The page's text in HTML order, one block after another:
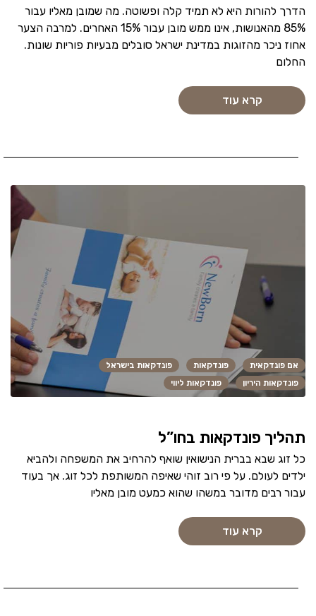
הדרך להורות היא לא תמיד קלה ופשוטה. מה שמובן מאליו עבור
85% מהאנושות, אינו ממש מובן עבור 15% האחרים. למרבה הצער
אחוז ניכר מהזוגות במדינת ישראל סובלים מבעיות פוריות שונות.
החלום
קרא עוד
אם פונדקאית פונדקאות
פונדקאות בישראל
פונדקאות היריון
פונדקאות ליווי
תהליך פונדקאות בחו”ל
כל זוג שבא בברית הנישואין שואף להרחיב את המשפחה ולהביא
ילדים לעולם. על פי רוב זוהי שאיפה המשותפת לכל זוג. אך בעוד
עבור רבים מדובר במשהו שהוא כמעט מובן מאליו
קרא עוד